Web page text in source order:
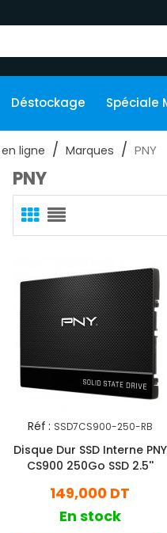
Déstockage Spéciale
ligne Marques PNY
PNY
Réf : SSD7CS900-250-RB
Disque Dur SSD Interne PNY
CS900 250Go SSD 2.5''
149,000 DT
En stock